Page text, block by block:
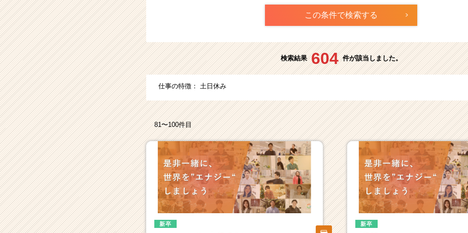
検索結果 604 件が該当しました。
仕事の特徴： 土日休み
81〜100件目
新卒 新卒